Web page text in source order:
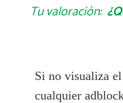
Tu valoración:
Si no visualiza
cualquier